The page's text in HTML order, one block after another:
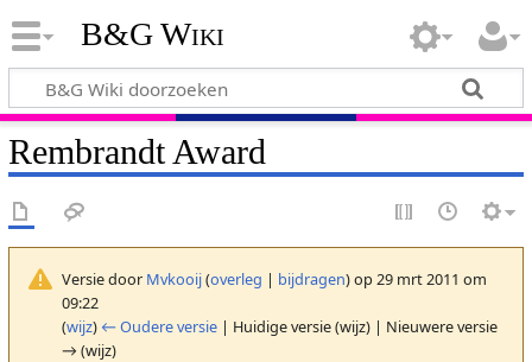
B&G Wiki
Rembrandt Award
Versie door Mvkooij(overleg | bijdragen)op 29 mrt 2011 om
09:22
(wijz) ← Oudere versie| Huidige versie (wijz) | Nieuwere versie
→ (wijz)